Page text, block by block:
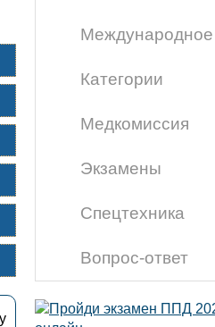
Международное
Категории
Медкомиссия
Экзамены
Спецтехника
Вопрос-ответ